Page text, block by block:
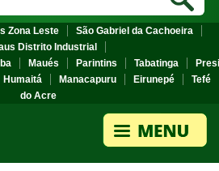
Zona Leste
São Gabriel da Cachoeira
Distrito Industrial
Maués Parintins Tabatinga
Humaitá Manacapuru Eirunepé
Tefé
do Acre